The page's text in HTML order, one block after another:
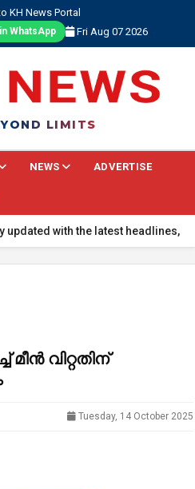
KH News Portal
WhatsApp Fri Aug 07 2026
LIMITS
NEWS ADVERTISE
with the latest headlines,
വിറ്റതിന്
Tuesday, 14 October 2025